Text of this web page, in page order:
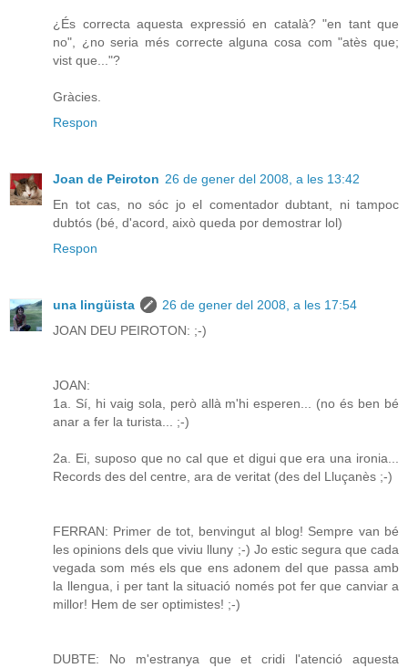
¿És correcta aquesta expressió en català? "en tant que
no", ¿no seria més correcte alguna cosa com "atès que;
vist que..."?
Gràcies.
Respon
Joan de Peiroton 26 de gener del 2008, a les 13:42
En tot cas, no sóc jo el comentador dubtant, ni tampoc
dubtós (bé, d'acord, això queda por demostrar lol)
Respon
una lingüista
26 de gener del 2008, a les 17:54
JOAN DEU PEIROTON: ;-)
JOAN:
1a. Sí, hi vaig sola, però allà m'hi esperen... (no és ben bé
anar a fer la turista... ;-)
2a. Ei, suposo que no cal que et digui que era una ironia...
Records des del centre, ara de veritat (des del Lluçanès ;-)
FERRAN: Primer de tot, benvingut al blog! Sempre van bé
les opinions dels que viviu lluny ;-) Jo estic segura que cada
vegada som més els que ens adonem del que passa amb
la llengua, i per tant la situació només pot fer que canviar a
millor! Hem de ser optimistes! ;-)
DUBTE: No m'estranya que et cridi l'atenció aquesta